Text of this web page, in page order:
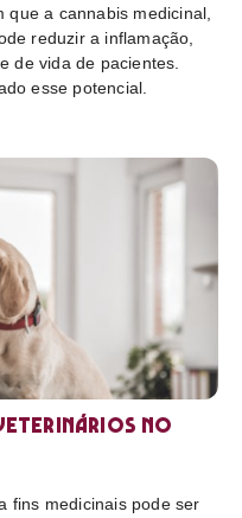
a cannabis medicinal,
reduzir a inflamação,
de vida de pacientes.
esse potencial.
no
fins medicinais pode ser